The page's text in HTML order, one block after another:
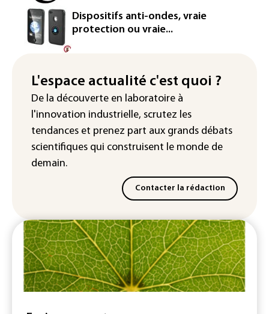
Le magazine VSD racheté par
l'entrepreneur Vianney d'Alançon
La production française de maïs
"Retour en force" progressif de la
chaleur dans les prochains jours en
France
Dispositifs anti-ondes, vraie
protection ou vraie...
L'espace actualité c'est quoi ?
De la découverte en laboratoire à
l'innovation industrielle, scrutez les
tendances et prenez part aux grands débats
scientifiques qui construisent le monde de
demain.
Contacter la rédaction